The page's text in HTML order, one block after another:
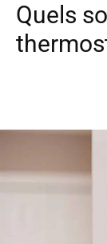
Quels